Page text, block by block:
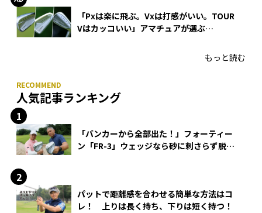
「Pxは楽に飛ぶ。Vxは打感がいい。TOUR
Vはカッコいい」アマチュアが選ぶ
もっと読む
人気記事ランキング
「バンカーから全部出た！」フォーティー
ン「FR-3」ウェッジなら砂に刺さらず脱出
パットで距離感を合わせる簡単な方法はコ
レ！ 上りは長く持ち、下りは短く持つ！